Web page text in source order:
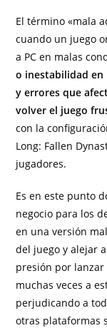
El término «mala
cuando un juego
a PC en malas
o inestabilidad en
y errores que
volver el juego
con la
Long: Fallen
jugadores.
Es en este punto
negocio para los
en una versión
del juego y alejar
presión por lanzar
muchas veces a
perjudicando a
otras plataformas